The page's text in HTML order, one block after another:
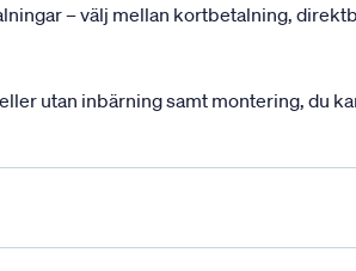
– välj mellan kortbetalning,
utan inbärning samt montering, du